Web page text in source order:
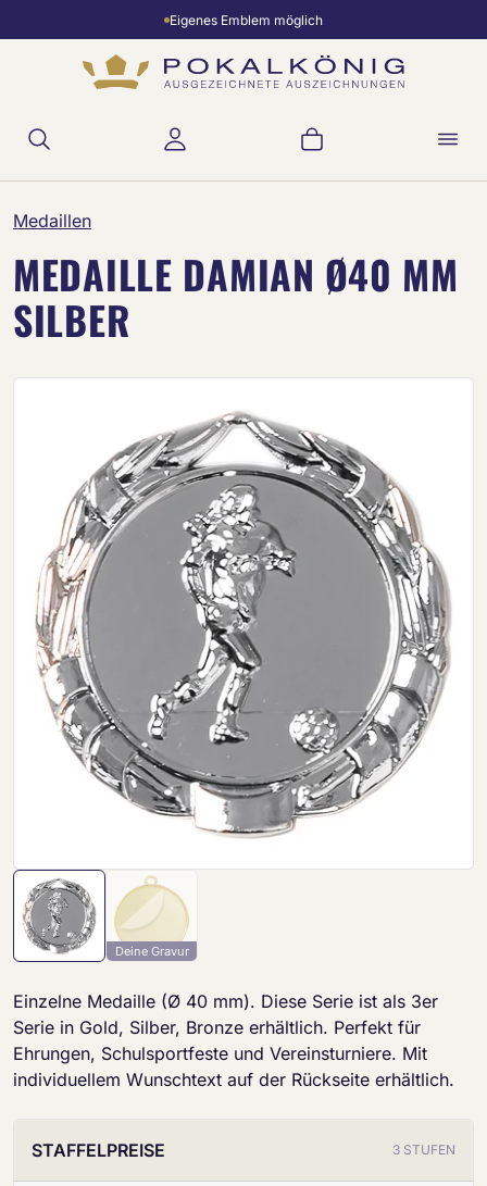
Zum Hauptinhalt springenEigenes Emblem möglich
Warenkorb
Medaillen
MEDAILLE DAMIAN Ø40 MM
SILBER
Deine Gravur
Einzelne Medaille (Ø 40 mm). Diese Serie ist als 3er
Serie in Gold, Silber, Bronze erhältlich. Perfekt für
Ehrungen, Schulsportfeste und Vereinsturniere. Mit
individuellem Wunschtext auf der Rückseite erhältlich.
STAFFELPREISE 3 STUFEN